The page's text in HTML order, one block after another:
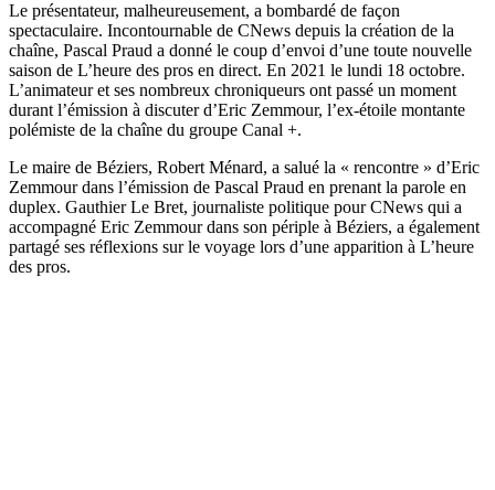
Le présentateur, malheureusement, a bombardé de façon
spectaculaire. Incontournable de CNews depuis la création de la
chaîne, Pascal Praud a donné le coup d’envoi d’une toute nouvelle
saison de L’heure des pros en direct. En 2021 le lundi 18 octobre.
L’animateur et ses nombreux chroniqueurs ont passé un moment
durant l’émission à discuter d’Eric Zemmour, l’ex-étoile montante
polémiste de la chaîne du groupe Canal +.
Le maire de Béziers, Robert Ménard, a salué la « rencontre » d’Eric
Zemmour dans l’émission de Pascal Praud en prenant la parole en
duplex. Gauthier Le Bret, journaliste politique pour CNews qui a
accompagné Eric Zemmour dans son périple à Béziers, a également
partagé ses réflexions sur le voyage lors d’une apparition à L’heure
des pros.